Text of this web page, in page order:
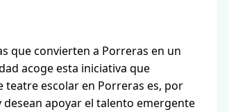
que convierten a Porreras en un
acoge esta iniciativa que
escolar en Porreras es, por
apoyar el talento emergente